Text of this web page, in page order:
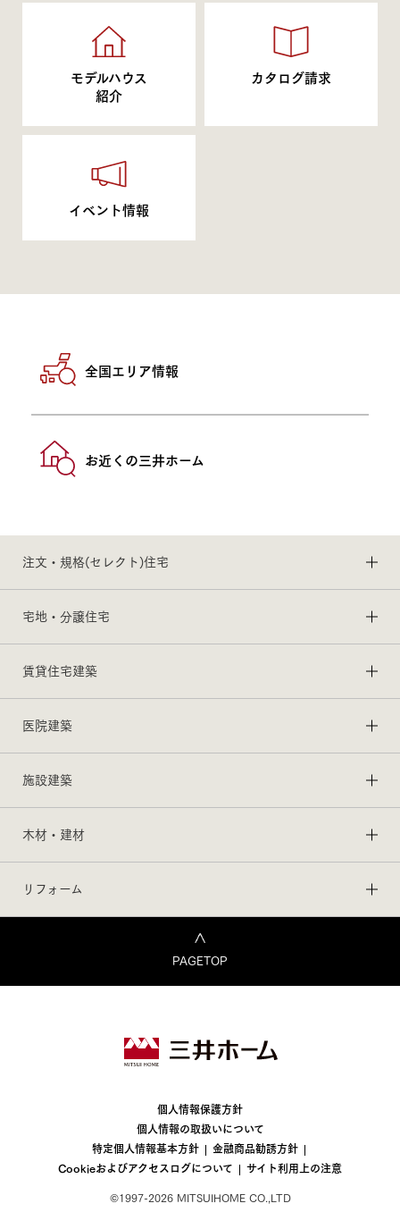
モデルハウス
紹介
カタログ請求
イベント情報
全国エリア情報
お近くの三井ホーム
注文・規格(セレクト)住宅
宅地・分譲住宅
賃貸住宅建築
医院建築
施設建築
木材・建材
リフォーム
PAGETOP
個人情報保護方針
個人情報の取扱いについて
特定個人情報基本方針
金融商品勧誘方針
Cookieおよびアクセスログについて
サイト利用上の注意
©1997-2026 MITSUIHOME CO.,LTD